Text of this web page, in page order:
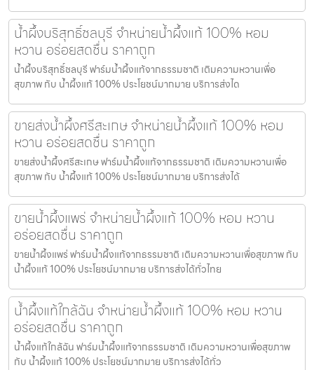
น้ำผึ้งบริสุทธิ์ชลบุรี จำหน่ายน้ำผึ้งแท้ 100% หอม
หวาน อร่อยสดชื่น ราคาถูก
น้ำผึ้งบริสุทธิ์ชลบุรี ฟาร์มน้ำผึ้งแท้จากธรรมชาติ เติมความหวานเพื่อ
สุขภาพ กับ น้ำผึ้งแท้ 100% ประโยชน์มากมาย บริการส่งได
ขายส่งน้ำผึ้งศรีสะเกษ จำหน่ายน้ำผึ้งแท้ 100% หอม
หวาน อร่อยสดชื่น ราคาถูก
ขายส่งน้ำผึ้งศรีสะเกษ ฟาร์มน้ำผึ้งแท้จากธรรมชาติ เติมความหวานเพื่อ
สุขภาพ กับ น้ำผึ้งแท้ 100% ประโยชน์มากมาย บริการส่งได้
ขายน้ำผึ้งแพร่ จำหน่ายน้ำผึ้งแท้ 100% หอม หวาน
อร่อยสดชื่น ราคาถูก
ขายน้ำผึ้งแพร่ ฟาร์มน้ำผึ้งแท้จากธรรมชาติ เติมความหวานเพื่อสุขภาพ กับ
น้ำผึ้งแท้ 100% ประโยชน์มากมาย บริการส่งได้ทั่วไทย
น้ำผึ้งแท้ใกล้ฉัน จำหน่ายน้ำผึ้งแท้ 100% หอม หวาน
อร่อยสดชื่น ราคาถูก
น้ำผึ้งแท้ใกล้ฉัน ฟาร์มน้ำผึ้งแท้จากธรรมชาติ เติมความหวานเพื่อสุขภาพ
กับ น้ำผึ้งแท้ 100% ประโยชน์มากมาย บริการส่งได้ทั่ว